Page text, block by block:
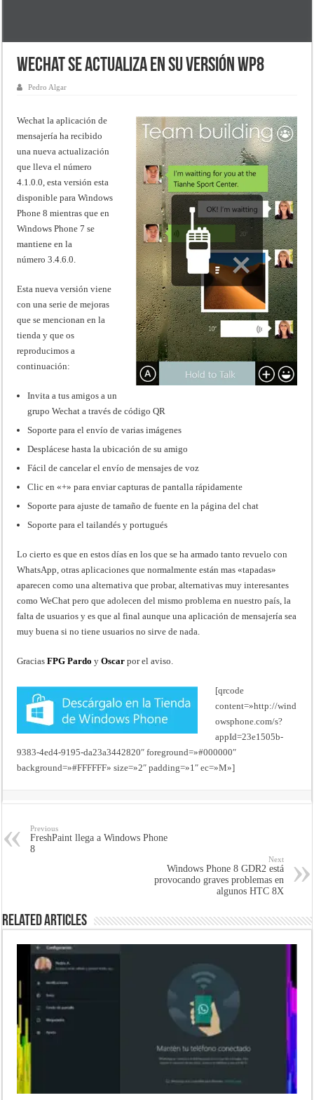
Wechat se actualiza en su versión WP8
Pedro Algar
Wechat la aplicación de
mensajería ha recibido
una nueva actualización
que lleva el número
4.1.0.0, esta versión esta
disponible para Windows
Phone 8 mientras que en
Windows Phone 7 se
mantiene en la
número 3.4.6.0.
Esta nueva versión viene
con una serie de mejoras
que se mencionan en la
tienda y que os
reproducimos a
continuación:
Invita a tus amigos a un
grupo Wechat a través de código QR
Soporte para el envío de varias imágenes
Desplácese hasta la ubicación de su amigo
Fácil de cancelar el envío de mensajes de voz
Clic en «+» para enviar capturas de pantalla rápidamente
Soporte para ajuste de tamaño de fuente en la página del chat
Soporte para el tailandés y portugués
Lo cierto es que en estos días en los que se ha armado tanto revuelo con
WhatsApp, otras aplicaciones que normalmente están mas «tapadas»
aparecen como una alternativa que probar, alternativas muy interesantes
como WeChat pero que adolecen del mismo problema en nuestro país, la
falta de usuarios y es que al final aunque una aplicación de mensajería sea
muy buena si no tiene usuarios no sirve de nada.
GraciasFPG Pardo y Oscar por el aviso.
[qrcode
content=»http://wind
owsphone.com/s?
appId=23e1505b-
9383-4ed4-9195-da23a3442820″ foreground=»#000000″
background=»#FFFFFF» size=»2″ padding=»1″ ec=»M»]
Previous
FreshPaint llega a Windows Phone
8
Next
Windows Phone 8 GDR2 está
provocando graves problemas en
algunos HTC 8X
Related Articles